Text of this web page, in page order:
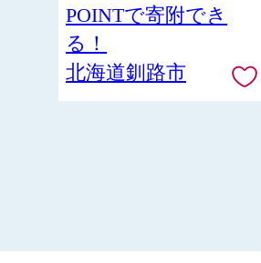
POINTで寄附でき
る！
北海道釧路市